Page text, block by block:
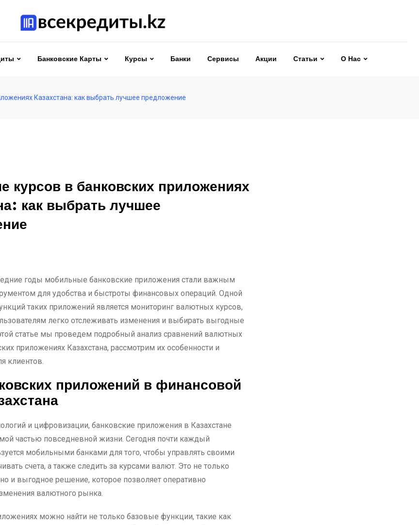
Банковские Карты Курсы Банки Сервисы Акции Статьи О Нас
Казахстана: как выбрать лучшее предложение
курсов в банковских приложениях
как выбрать лучшее
для удобства и быстроты финансовых операций. Одной
таких приложений является мониторинг валютных курсов,
легко отслеживать изменения и выбирать выгодные
статье мы проведем подробный анализ сравнений валютных
приложениях Казахстана, рассмотрим их особенности и
клиентов.
приложений в финансовой
и цифровизации, банковские приложения в Казахстане
частью повседневной жизни. Сегодня почти каждый
мобильными банками для того, чтобы управлять своими
счета, а также следить за курсами валют. Это не только
и выгодное решение, которое позволяет оперативно
валютного рынка.
можно найти не только базовые функции, такие как